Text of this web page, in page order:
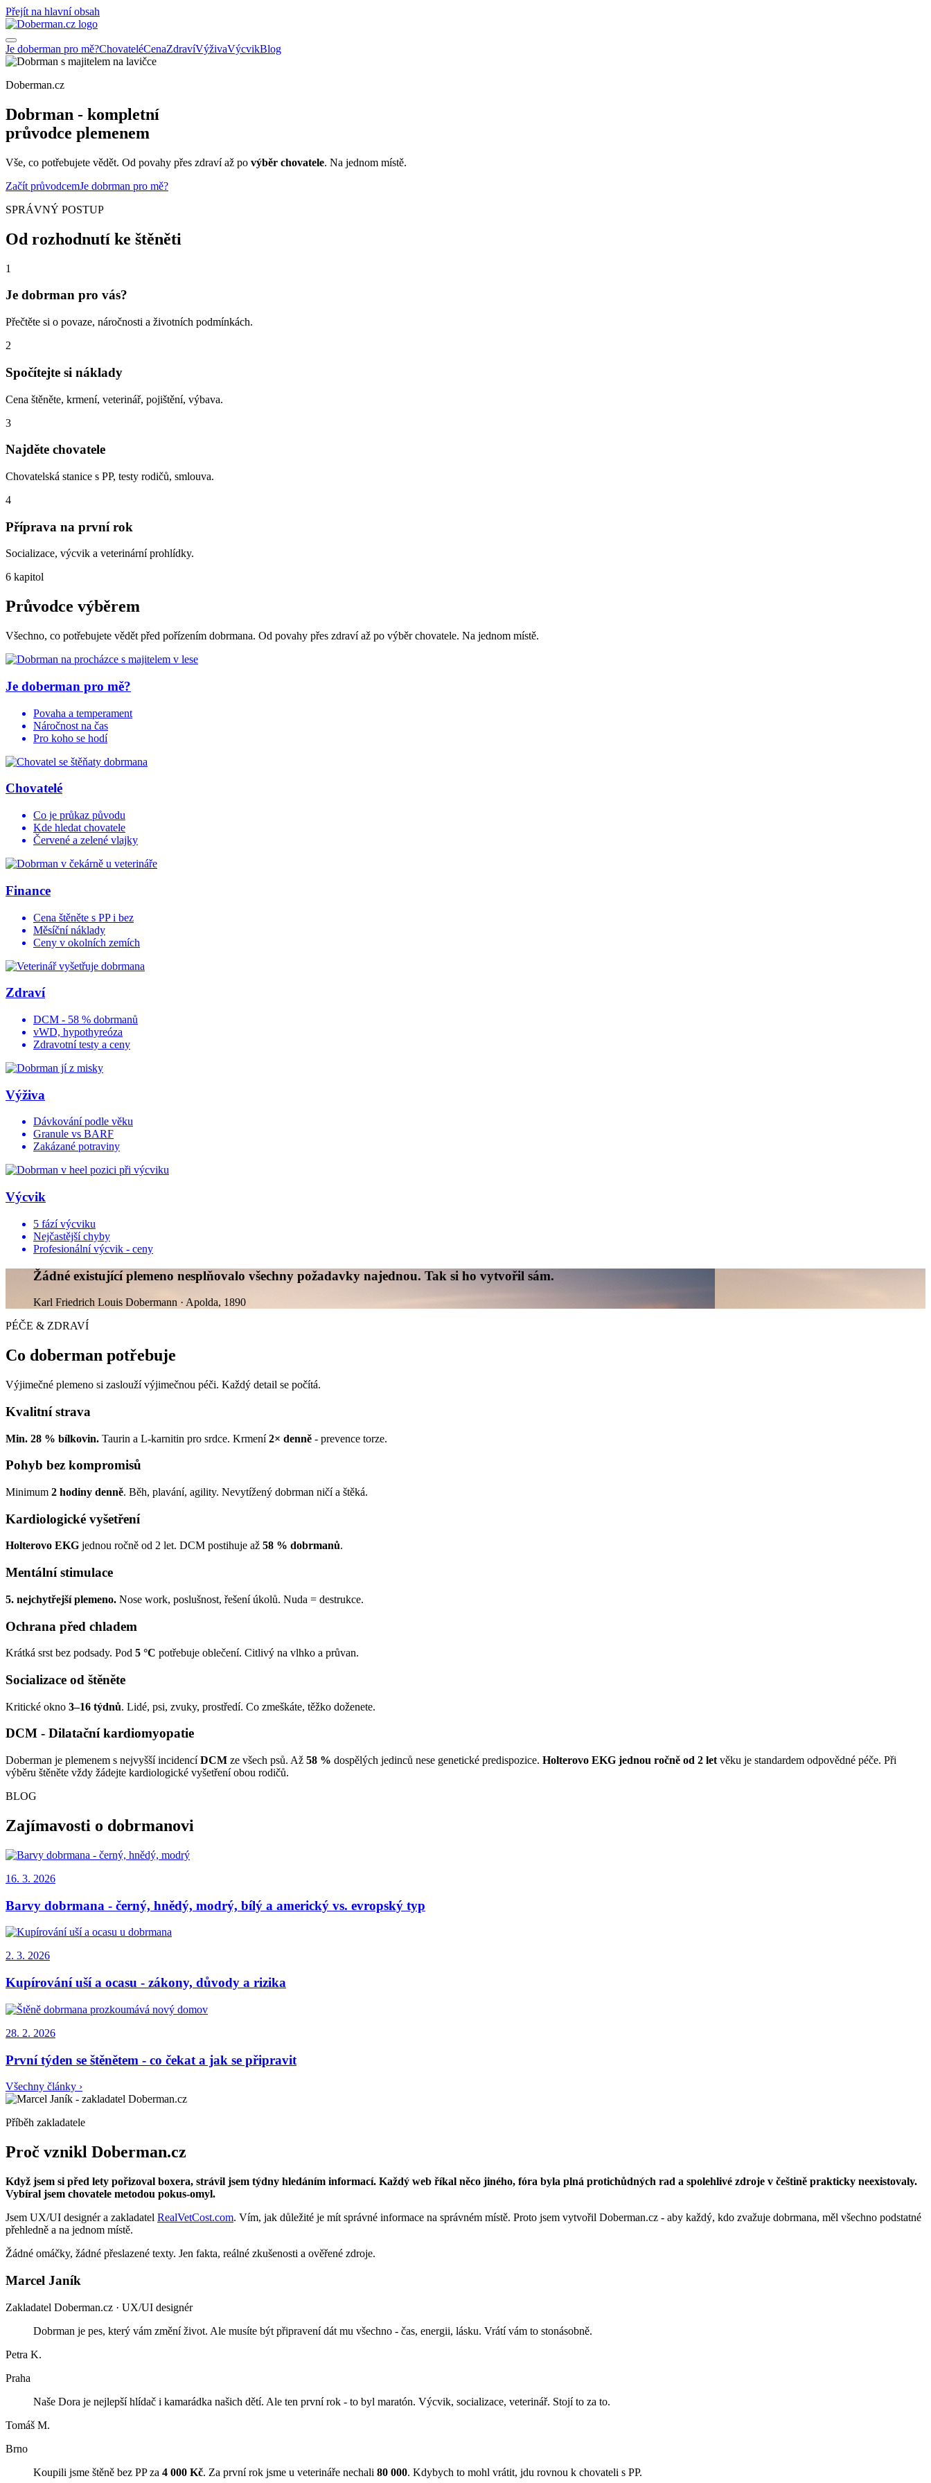
Přejít na hlavní obsah
Je doberman pro mě?ChovateléCenaZdravíVýživaVýcvikBlog
Doberman.cz
Dobrman - kompletní
průvodce plemenem
Vše, co potřebujete vědět. Od povahy přes zdraví až po výběr chovatele. Na jednom místě.
Začít průvodcemJe dobrman pro mě?
SPRÁVNÝ POSTUP
Od rozhodnutí ke štěněti
1
Je dobrman pro vás?
Přečtěte si o povaze, náročnosti a životních podmínkách.
2
Spočítejte si náklady
Cena štěněte, krmení, veterinář, pojištění, výbava.
3
Najděte chovatele
Chovatelská stanice s PP, testy rodičů, smlouva.
4
Příprava na první rok
Socializace, výcvik a veterinární prohlídky.
6 kapitol
Průvodce výběrem
Všechno, co potřebujete vědět před pořízením dobrmana. Od povahy přes zdraví až po výběr chovatele. Na jednom místě.
Je doberman pro mě?
Povaha a temperament
Náročnost na čas
Pro koho se hodí
Chovatelé
Co je průkaz původu
Kde hledat chovatele
Červené a zelené vlajky
Finance
Cena štěněte s PP i bez
Měsíční náklady
Ceny v okolních zemích
Zdraví
DCM - 58 % dobrmanů
vWD, hypothyreóza
Zdravotní testy a ceny
Výživa
Dávkování podle věku
Granule vs BARF
Zakázané potraviny
Výcvik
5 fází výcviku
Nejčastější chyby
Profesionální výcvik - ceny
Žádné existující plemeno nesplňovalo všechny požadavky najednou. Tak si ho vytvořil sám.
Karl Friedrich Louis Dobermann · Apolda, 1890
PÉČE & ZDRAVÍ
Co doberman potřebuje
Výjimečné plemeno si zaslouží výjimečnou péči. Každý detail se počítá.
Kvalitní strava
Min. 28 % bílkovin. Taurin a L-karnitin pro srdce. Krmení2× denně - prevence torze.
Pohyb bez kompromisů
Minimum 2 hodiny denně. Běh, plavání, agility. Nevytížený dobrman ničí a štěká.
Kardiologické vyšetření
Holterovo EKG jednou ročně od 2 let. DCM postihuje až 58 % dobrmanů.
Mentální stimulace
5. nejchytřejší plemeno. Nose work, poslušnost, řešení úkolů. Nuda = destrukce.
Ochrana před chladem
Krátká srst bez podsady. Pod 5 °C potřebuje oblečení. Citlivý na vlhko a průvan.
Socializace od štěněte
Kritické okno 3–16 týdnů. Lidé, psi, zvuky, prostředí. Co zmeškáte, těžko doženete.
DCM - Dilatační kardiomyopatie
Doberman je plemenem s nejvyšší incidencíDCM ze všech psů. Až 58 % dospělých jedinců nese genetické predispozice. Holterovo EKG jednou ročně od 2 let věku je standardem odpovědné péče. Při
výběru štěněte vždy žádejte kardiologické vyšetření obou rodičů.
BLOG
Zajímavosti o dobrmanovi
16. 3. 2026
Barvy dobrmana - černý, hnědý, modrý, bílý a americký vs. evropský typ
2. 3. 2026
Kupírování uší a ocasu - zákony, důvody a rizika
28. 2. 2026
První týden se štěnětem - co čekat a jak se připravit
Všechny články ›
Příběh zakladatele
Proč vznikl Doberman.cz
Když jsem si před lety pořizoval boxera, strávil jsem týdny hledáním informací. Každý web říkal něco jiného, fóra byla plná protichůdných rad a spolehlivé zdroje v češtině prakticky neexistovaly.
Vybíral jsem chovatele metodou pokus-omyl.
Jsem UX/UI designér a zakladatel RealVetCost.com. Vím, jak důležité je mít správné informace na správném místě. Proto jsem vytvořil Doberman.cz - aby každý, kdo zvažuje dobrmana, měl všechno podstatné
přehledně a na jednom místě.
Žádné omáčky, žádné přeslazené texty. Jen fakta, reálné zkušenosti a ověřené zdroje.
Marcel Janík
Zakladatel Doberman.cz · UX/UI designér
Dobrman je pes, který vám změní život. Ale musíte být připravení dát mu všechno - čas, energii, lásku. Vrátí vám to stonásobně.
Petra K.
Praha
Naše Dora je nejlepší hlídač i kamarádka našich dětí. Ale ten první rok - to byl maratón. Výcvik, socializace, veterinář. Stojí to za to.
Tomáš M.
Brno
Koupili jsme štěně bez PP za 4 000 Kč. Za první rok jsme u veterináře nechali 80 000. Kdybych to mohl vrátit, jdu rovnou k chovateli s PP.